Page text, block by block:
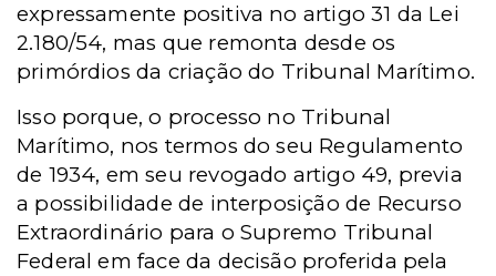
expressamente positiva no artigo 31 da Lei
2.180/54, mas que remonta desde os
primórdios da criação do Tribunal Marítimo.
Isso porque, o processo no Tribunal
Marítimo, nos termos do seu Regulamento
de 1934, em seu revogado artigo 49, previa
a possibilidade de interposição de Recurso
Extraordinário para o Supremo Tribunal
Federal em face da decisão proferida pela